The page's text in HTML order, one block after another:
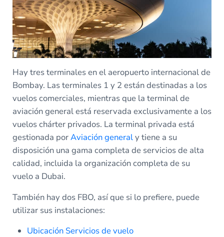
Hay tres terminales en el aeropuerto internacional de
Bombay. Las terminales 1 y 2 están destinadas a los
vuelos comerciales, mientras que la terminal de
aviación general está reservada exclusivamente a los
vuelos chárter privados. La terminal privada está
gestionada porAviación generaly tiene a su
disposición una gama completa de servicios de alta
calidad, incluida la organización completa de su
vuelo a Dubai.
También hay dos FBO, así que si lo prefiere, puede
utilizar sus instalaciones:
Ubicación Servicios de vuelo